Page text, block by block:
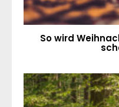
So wird